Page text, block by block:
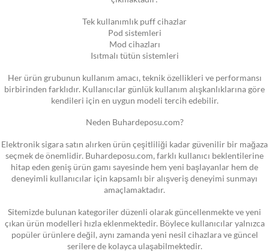
Tek kullanımlık puff cihazlar
Pod sistemleri
Mod cihazları
Isıtmalı tütün sistemleri
Her ürün grubunun kullanım amacı, teknik özellikleri ve performansı
birbirinden farklıdır. Kullanıcılar günlük kullanım alışkanlıklarına göre
kendileri için en uygun modeli tercih edebilir.
Neden Buhardeposu.com?
Elektronik sigara satın alırken ürün çeşitliliği kadar güvenilir bir mağaza
seçmek de önemlidir. Buhardeposu.com, farklı kullanıcı beklentilerine
hitap eden geniş ürün gamı sayesinde hem yeni başlayanlar hem de
deneyimli kullanıcılar için kapsamlı bir alışveriş deneyimi sunmayı
amaçlamaktadır.
Sitemizde bulunan kategoriler düzenli olarak güncellenmekte ve yeni
çıkan ürün modelleri hızla eklenmektedir. Böylece kullanıcılar yalnızca
popüler ürünlere değil, aynı zamanda yeni nesil cihazlara ve güncel
serilere de kolayca ulaşabilmektedir.